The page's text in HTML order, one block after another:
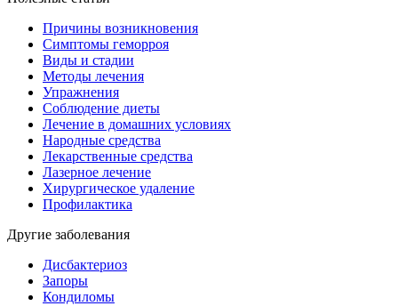
Причины возникновения
Симптомы геморроя
Виды и стадии
Методы лечения
Упражнения
Соблюдение диеты
Лечение в домашних условиях
Народные средства
Лекарственные средства
Лазерное лечение
Хирургическое удаление
Профилактика
Другие заболевания
Дисбактериоз
Запоры
Кондиломы